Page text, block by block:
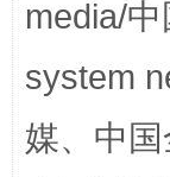
media/
system
媒、中